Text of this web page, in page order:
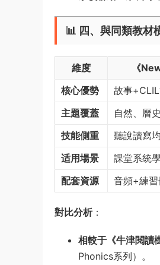
📊 四、與同類教材
維度 《
核心優勢
故事
主題覆蓋
自然、曆
技能側重
聽說讀寫
适用場景
課堂系統
配套資源
音頻+練
對比分析：
相較于《牛津閱讀
Phonics系列）。